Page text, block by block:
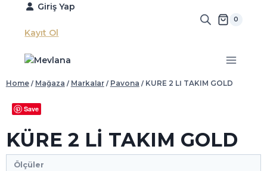
content
Giriş Yap
Kayıt Ol
0
Home / Mağaza / Markalar / Pavona / KÜRE 2 Lİ TAKIM GOLD
Save
KÜRE 2 Lİ TAKIM GOLD
Ölçüler